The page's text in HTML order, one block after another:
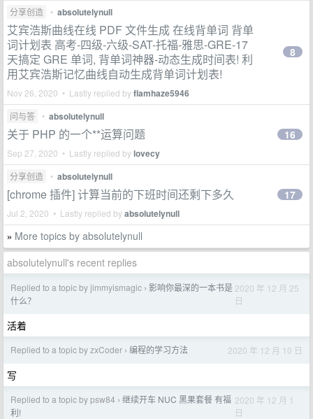
分享创造 • absolutelynull
艾宾浩斯曲线在线 PDF 文件生成 在线背单词 背单
词计划表 高考-四级-六级-SAT-托福-雅思-GRE-17
天搞定 GRE 单词, 背单词神器-动态生成时间表! 利
用艾宾浩斯记忆曲线自动生成背单词计划表!
Nov 26, 2020 • Lastly replied byflamhaze5946
8
问与答 • absolutelynull
关于 PHP 的一个**运算问题
Sep 27, 2020 • Lastly replied bylovecy
16
分享创造 • absolutelynull
[chrome 插件] 计算当前的下班时间还剩下多久
Jul 2, 2020 • Lastly replied byabsolutelynull
17
» More topics by absolutelynull
absolutelynull's recent replies
Replied to a topic by jimmyismagic › 影响你最深的一本书是
什么？
2020 年 12 月 25
日
活着
Replied to a topic by zxCoder › 编程的学习方法 2020 年 12 月 10 日
写
Replied to a topic by psw84 › 继续开车 NUC 黑果套餐 有福
利!
2020 年 12 月 1
日